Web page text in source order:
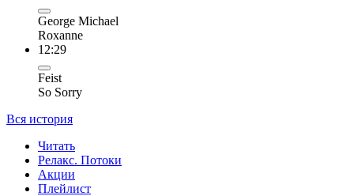
George Michael
Roxanne
12:29
Feist
So Sorry
Вся история
Читать
Релакс. Потоки
Акции
Плейлист